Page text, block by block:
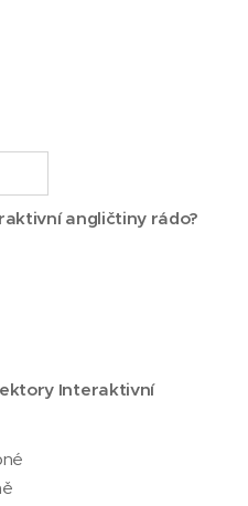
angličtiny rádo?
Interaktivní